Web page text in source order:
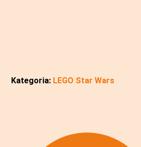
Kategoria: LEGO Star Wars